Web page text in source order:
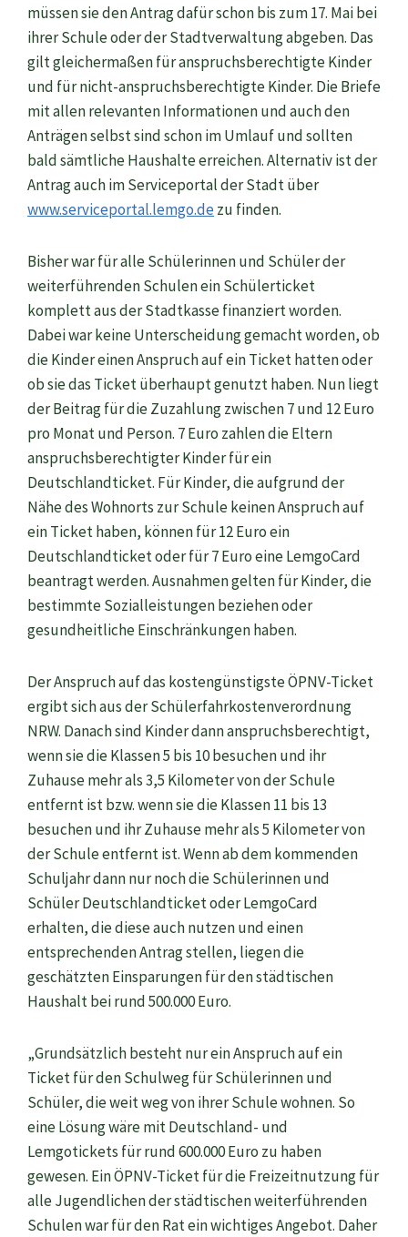
müssen sie den Antrag dafür schon bis zum 17. Mai bei
ihrer Schule oder der Stadtverwaltung abgeben. Das
gilt gleichermaßen für anspruchsberechtigte Kinder
und für nicht-anspruchsberechtigte Kinder. Die Briefe
mit allen relevanten Informationen und auch den
Anträgen selbst sind schon im Umlauf und sollten
bald sämtliche Haushalte erreichen. Alternativ ist der
Antrag auch im Serviceportal der Stadt über
www.serviceportal.lemgo.de zu finden.
Bisher war für alle Schülerinnen und Schüler der
weiterführenden Schulen ein Schülerticket
komplett aus der Stadtkasse finanziert worden.
Dabei war keine Unterscheidung gemacht worden, ob
die Kinder einen Anspruch auf ein Ticket hatten oder
ob sie das Ticket überhaupt genutzt haben. Nun liegt
der Beitrag für die Zuzahlung zwischen 7 und 12 Euro
pro Monat und Person. 7 Euro zahlen die Eltern
anspruchsberechtigter Kinder für ein
Deutschlandticket. Für Kinder, die aufgrund der
Nähe des Wohnorts zur Schule keinen Anspruch auf
ein Ticket haben, können für 12 Euro ein
Deutschlandticket oder für 7 Euro eine LemgoCard
beantragt werden. Ausnahmen gelten für Kinder, die
bestimmte Sozialleistungen beziehen oder
gesundheitliche Einschränkungen haben.
Der Anspruch auf das kostengünstigste ÖPNV-Ticket
ergibt sich aus der Schülerfahrkostenverordnung
NRW. Danach sind Kinder dann anspruchsberechtigt,
wenn sie die Klassen 5 bis 10 besuchen und ihr
Zuhause mehr als 3,5 Kilometer von der Schule
entfernt ist bzw. wenn sie die Klassen 11 bis 13
besuchen und ihr Zuhause mehr als 5 Kilometer von
der Schule entfernt ist. Wenn ab dem kommenden
Schuljahr dann nur noch die Schülerinnen und
Schüler Deutschlandticket oder LemgoCard
erhalten, die diese auch nutzen und einen
entsprechenden Antrag stellen, liegen die
geschätzten Einsparungen für den städtischen
Haushalt bei rund 500.000 Euro.
„Grundsätzlich besteht nur ein Anspruch auf ein
Ticket für den Schulweg für Schülerinnen und
Schüler, die weit weg von ihrer Schule wohnen. So
eine Lösung wäre mit Deutschland- und
Lemgotickets für rund 600.000 Euro zu haben
gewesen. Ein ÖPNV-Ticket für die Freizeitnutzung für
alle Jugendlichen der städtischen weiterführenden
Schulen war für den Rat ein wichtiges Angebot. Daher